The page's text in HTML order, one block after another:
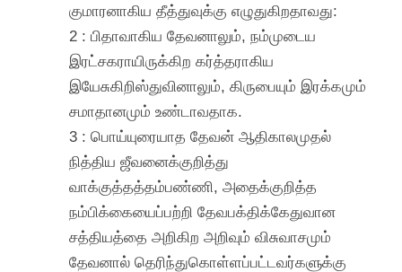
குமாரனாகிய தீத்துவுக்கு எழுதுகிறதாவது:
2 : பிதாவாகிய தேவனாலும், நம்முடைய
இரட்சகராயிருக்கிற கர்த்தராகிய
இயேசுகிறிஸ்துவினாலும், கிருபையும் இரக்கமும்
சமாதானமும் உண்டாவதாக.
3 : பொய்யுரையாத தேவன் ஆதிகாலமுதல்
நித்திய ஜீவனைக்குறித்து
வாக்குத்தத்தம்பண்ணி, அதைக்குறித்த
நம்பிக்கையைப்பற்றி தேவபக்திக்கேதுவான
சத்தியத்தை அறிகிற அறிவும் விசுவாசமும்
தேவனால் தெரிந்துகொள்ளப்பட்டவர்களுக்கு